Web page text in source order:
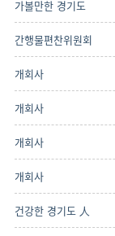
가볼만한 경기도
간행물편찬위원회
개회사
개회사
개회사
개회사
건강한 경기도 人